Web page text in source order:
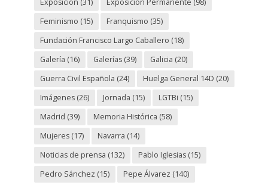
Feminismo (15) Franquismo (35)
Fundación Francisco Largo Caballero (18)
Galería (16) Galerías(39) Galicia (20)
Guerra Civil Española (24) Huelga General 14D (20)
Imágenes(26) Jornada (15) LGTBi (15)
Madrid (39) Memoria Histórica (58)
Mujeres(17) Navarra (14)
Noticias de prensa (132) Pablo Iglesias(15)
Pedro Sánchez (15) Pepe Álvarez (140)